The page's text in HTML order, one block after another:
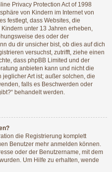
Privacy Protection Act of 1998
von Kindern im Internet von
festlegt, dass Websites, die
unter 13 Jahren erheben,
des oder der
du dir unsicher bist, ob dies auf dich
versuchst, zutrifft, ziehe einen
dass phpBB Limited und der
anbieten kann und nicht die
Art ist; außer solchen, die
falls es Beschwerden oder
behandelt werden.
die Registrierung komplett
Benutzer mehr anmelden können.
oder der Benutzername, mit dem
Um Hilfe zu erhalten, wende